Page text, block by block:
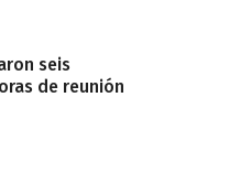
seis
de reunión